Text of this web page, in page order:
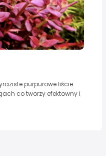
purpurowe liście
co tworzy efektowny i